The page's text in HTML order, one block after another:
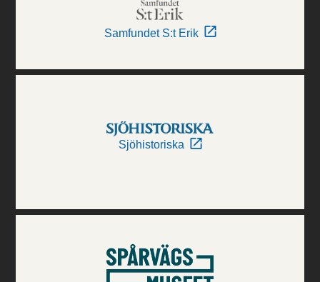
Samfundet S:t Erik
Sjöhistoriska